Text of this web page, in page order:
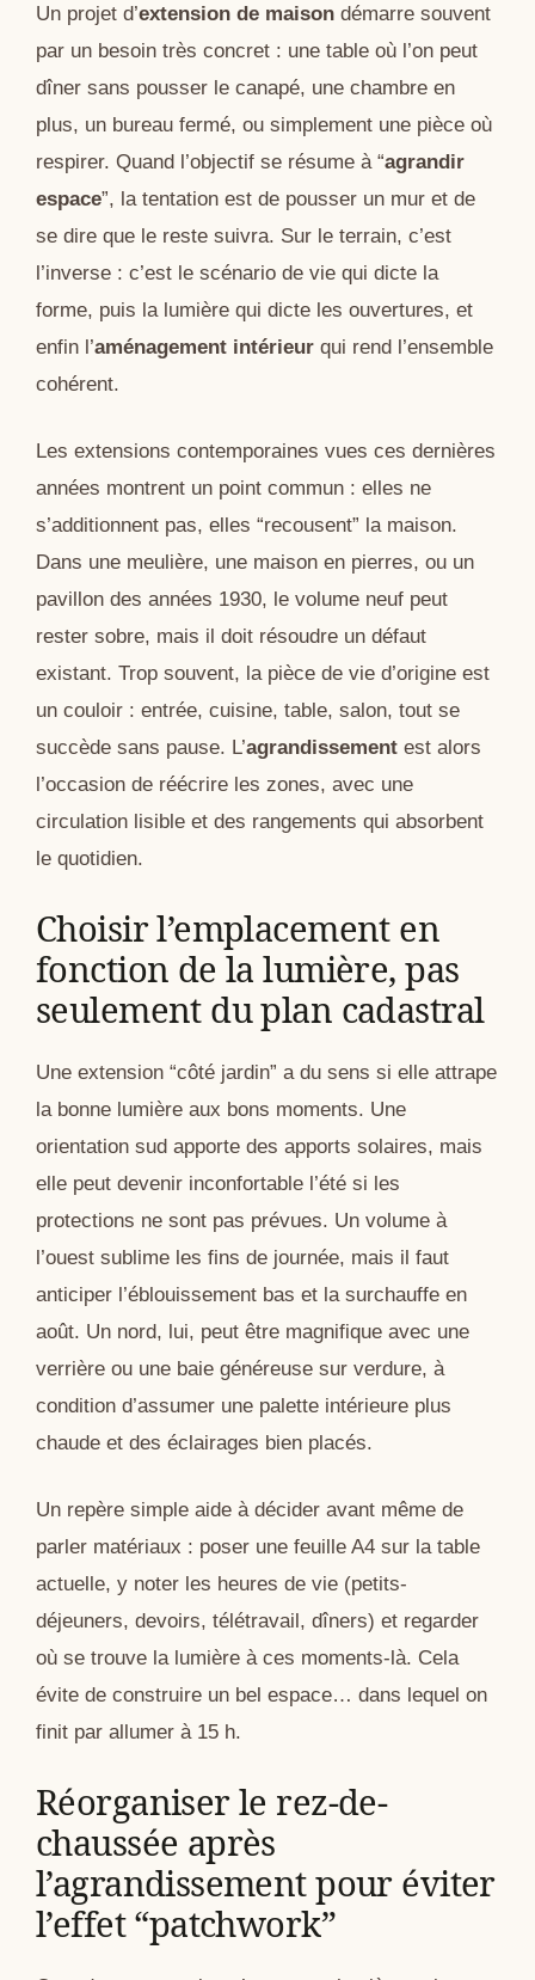
Un projet d’extension de maison démarre souvent
par un besoin très concret : une table où l’on peut
dîner sans pousser le canapé, une chambre en
plus, un bureau fermé, ou simplement une pièce où
respirer. Quand l’objectif se résume à “agrandir
espace”, la tentation est de pousser un mur et de
se dire que le reste suivra. Sur le terrain, c’est
l’inverse : c’est le scénario de vie qui dicte la
forme, puis la lumière qui dicte les ouvertures, et
enfin l’aménagement intérieur qui rend l’ensemble
cohérent.
Les extensions contemporaines vues ces dernières
années montrent un point commun : elles ne
s’additionnent pas, elles “recousent” la maison.
Dans une meulière, une maison en pierres, ou un
pavillon des années 1930, le volume neuf peut
rester sobre, mais il doit résoudre un défaut
existant. Trop souvent, la pièce de vie d’origine est
un couloir : entrée, cuisine, table, salon, tout se
succède sans pause. L’agrandissement est alors
l’occasion de réécrire les zones, avec une
circulation lisible et des rangements qui absorbent
le quotidien.
Choisir l’emplacement en
fonction de la lumière, pas
seulement du plan cadastral
Une extension “côté jardin” a du sens si elle attrape
la bonne lumière aux bons moments. Une
orientation sud apporte des apports solaires, mais
elle peut devenir inconfortable l’été si les
protections ne sont pas prévues. Un volume à
l’ouest sublime les fins de journée, mais il faut
anticiper l’éblouissement bas et la surchauffe en
août. Un nord, lui, peut être magnifique avec une
verrière ou une baie généreuse sur verdure, à
condition d’assumer une palette intérieure plus
chaude et des éclairages bien placés.
Un repère simple aide à décider avant même de
parler matériaux : poser une feuille A4 sur la table
actuelle, y noter les heures de vie (petits-
déjeuners, devoirs, télétravail, dîners) et regarder
où se trouve la lumière à ces moments-là. Cela
évite de construire un bel espace… dans lequel on
finit par allumer à 15 h.
Réorganiser le rez-de-
chaussée après
l’agrandissement pour éviter
l’effet “patchwork”